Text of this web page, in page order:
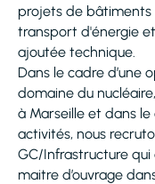
projets de bâtiments
transport d'énergie
ajoutée technique.
Dans le cadre d’une
domaine du
à Marseille et dans
activités, nous
GC/Infrastructure qui
maitre d’ouvrage